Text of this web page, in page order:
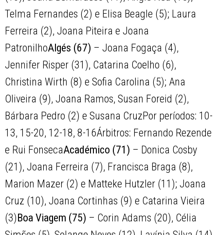
Telma Fernandes (2) e Elisa Beagle (5); Laura
Ferreira (2), Joana Piteira e Joana
PatronilhoAlgés (67) – Joana Fogaça (4),
Jennifer Risper (31), Catarina Coelho (6),
Christina Wirth (8) e Sofia Carolina (5); Ana
Oliveira (9), Joana Ramos, Susan Foreid (2),
Bárbara Pedro (2) e Susana CruzPor períodos: 10-
13, 15-20, 12-18, 8-16Árbitros: Fernando Rezende
e Rui FonsecaAcadémico (71) – Donica Cosby
(21), Joana Ferreira (7), Francisca Braga (8),
Marion Mazer (2) e Matteke Hutzler (11); Joana
Cruz (10), Joana Cortinhas (9) e Catarina Vieira
(3) Boa Viagem (75) – Corin Adams (20), Célia